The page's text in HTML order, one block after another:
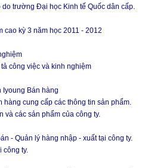
trường Đại học Kinh tế Quốc dân cấp.
cao kỳ 3 năm học 2011 - 2012
công việc và kinh nghiệm
Iyoung Bán hàng
hàng cung cấp các thông tin sản phẩm.
và các sản phẩm của công ty.
- Quản lý hàng nhập - xuất tại công ty.
công ty.